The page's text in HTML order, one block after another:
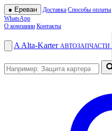
● Ереван Доставка Способы оплаты
WhatsApp
О компании Контакты
A Alta-Karter АВТОЗАПЧАСТИ